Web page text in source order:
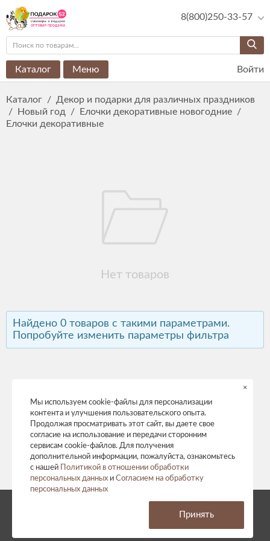
8(800)250-33-57
Каталог Меню Войти
Каталог / Декор и подарки для различных праздников
/
Новый год / Елочки декоративные новогодние /
Елочки декоративные
Нет товаров
Найдено 0 товаров с такими параметрами.
Попробуйте изменить параметры фильтра
© 2026 год. Все права защищены.
Согласие на обработку персональных данных
Мы используем cookie-файлы для персонализации
контента и улучшения пользовательского опыта.
Продолжая просматривать этот сайт, вы даете свое
согласие на использование и передачи сторонним
сервисам cookie-файлов. Для получения
дополнительной информации, пожалуйста, ознакомьтесь
с нашей
Политикой в отношении обработки
персональных данных и Согласием на обработку
персональных данных
×
Принять